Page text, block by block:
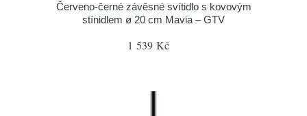
Červeno-černé závěsné svítidlo s kovovým
stínidlem ø 20 cm Mavia – GTV
1 539 Kč